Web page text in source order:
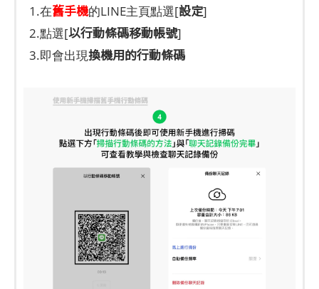
1.在舊手機的LINE主頁點選[設定]
2.點選[以行動條碼移動帳號]
3.即會出現換機用的行動條碼